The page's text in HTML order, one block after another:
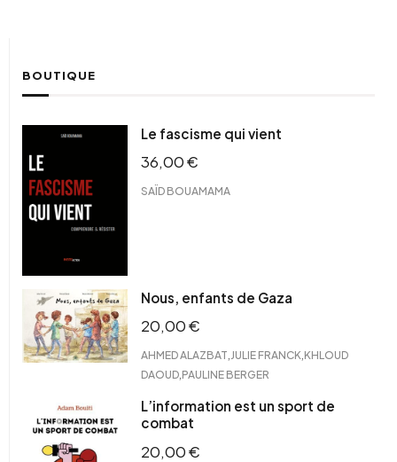
BOUTIQUE
Le fascisme qui vient
36,00€
SAÏD BOUAMAMA
Nous, enfants de Gaza
20,00€
AHMED ALAZBAT JULIE FRANCK KHLOUD
DAOUD PAULINE BERGER
L’information est un sport de
combat
20,00€